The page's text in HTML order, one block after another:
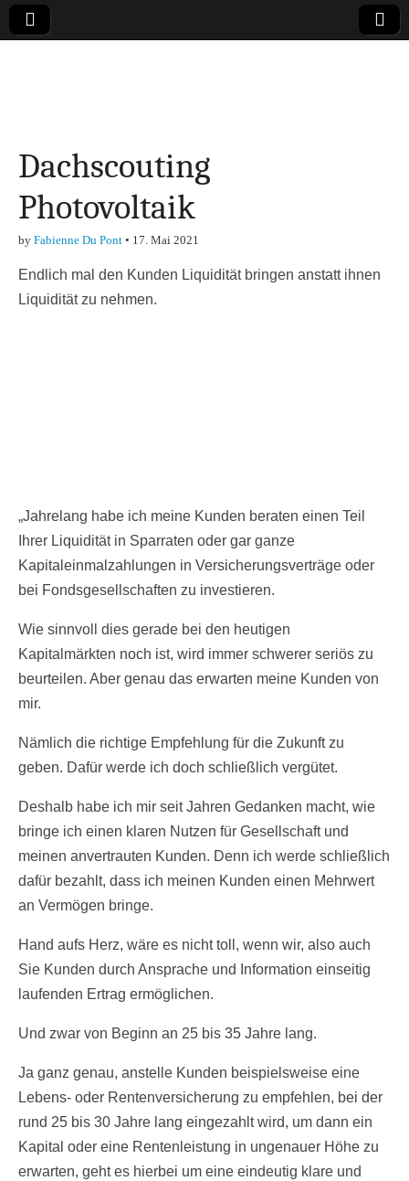
Finanzen,
Marketing-, Vertrieb-
& Investment-Tipps
Dachscouting
Photovoltaik
by Fabienne Du Pont • 17. Mai 2021
Endlich mal den Kunden Liquidität bringen anstatt ihnen
Liquidität zu nehmen.
„Jahrelang habe ich meine Kunden beraten einen Teil
Ihrer Liquidität in Sparraten oder gar ganze
Kapitaleinmalzahlungen in Versicherungsverträge oder
bei Fondsgesellschaften zu investieren.
Wie sinnvoll dies gerade bei den heutigen
Kapitalmärkten noch ist, wird immer schwerer seriös zu
beurteilen. Aber genau das erwarten meine Kunden von
mir.
Nämlich die richtige Empfehlung für die Zukunft zu
geben. Dafür werde ich doch schließlich vergütet.
Deshalb habe ich mir seit Jahren Gedanken macht, wie
bringe ich einen klaren Nutzen für Gesellschaft und
meinen anvertrauten Kunden. Denn ich werde schließlich
dafür bezahlt, dass ich meinen Kunden einen Mehrwert
an Vermögen bringe.
Hand aufs Herz, wäre es nicht toll, wenn wir, also auch
Sie Kunden durch Ansprache und Information einseitig
laufenden Ertrag ermöglichen.
Und zwar von Beginn an 25 bis 35 Jahre lang.
Ja ganz genau, anstelle Kunden beispielsweise eine
Lebens- oder Rentenversicherung zu empfehlen, bei der
rund 25 bis 30 Jahre lang eingezahlt wird, um dann ein
Kapital oder eine Rentenleistung in ungenauer Höhe zu
erwarten, geht es hierbei um eine eindeutig klare und